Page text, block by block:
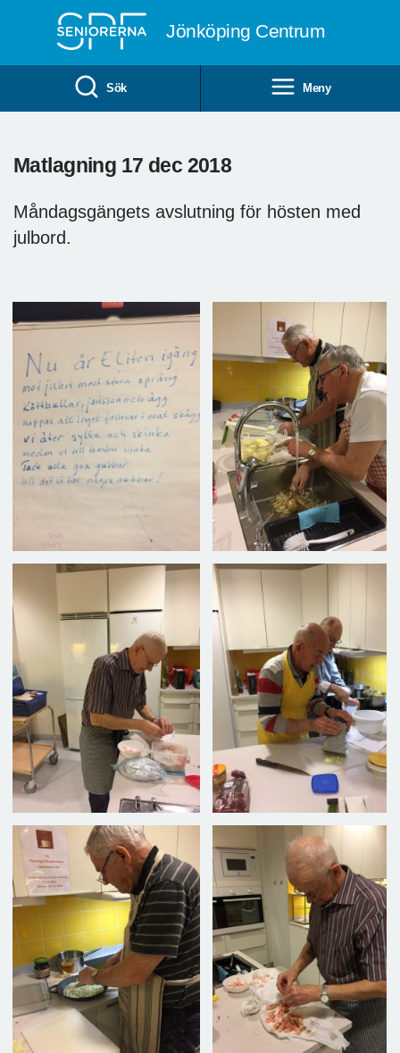
Jönköping Centrum
Sök Meny
Matlagning 17 dec 2018
Måndagsgängets avslutning för hösten med
julbord.